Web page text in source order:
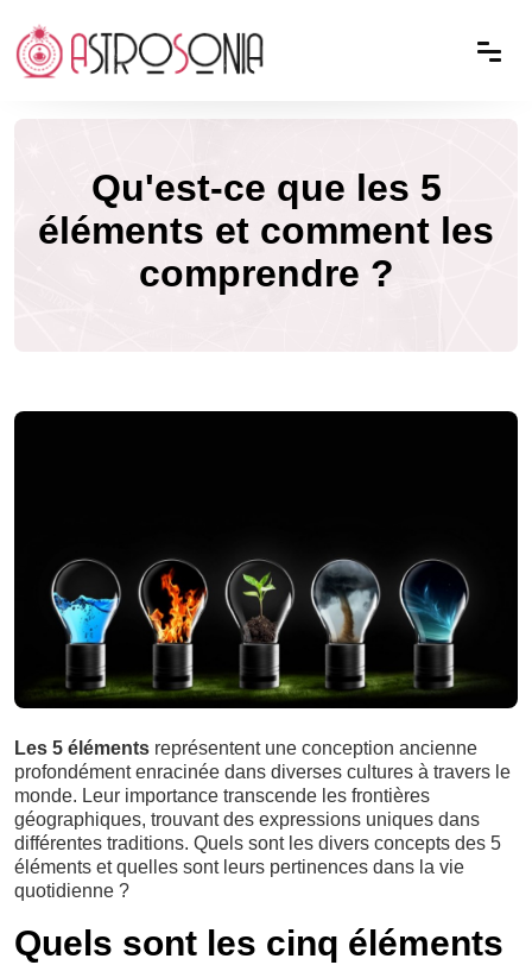
Qu'est-ce que les 5
éléments et comment les
comprendre ?
Les 5 éléments représentent une conception ancienne
profondément enracinée dans diverses cultures à travers le
monde. Leur importance transcende les frontières
géographiques, trouvant des expressions uniques dans
différentes traditions. Quels sont les divers concepts des 5
éléments et quelles sont leurs pertinences dans la vie
quotidienne ?
Quels sont les cinq éléments